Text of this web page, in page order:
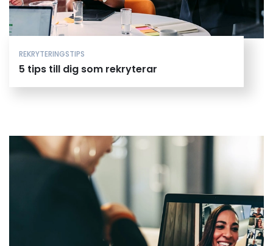
REKRYTERINGSTIPS
5 tips till dig som rekryterar